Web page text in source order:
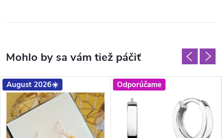
August 2026☀️ Odporúčame